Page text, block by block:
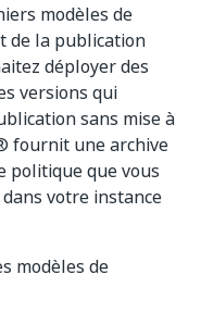
modèles de
de la publication
déployer des
versions qui
sans mise à
fournit une archive
politique que vous
votre instance
modèles de